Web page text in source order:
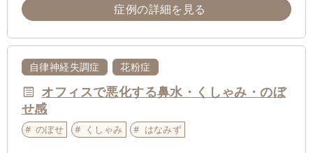
症例の詳細を見る
自律神経失調症 花粉症
オフィスで悪化する鼻水・くしゃみ・のぼ
せ感
のぼせ くしゃみ はなみず